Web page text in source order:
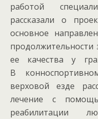
работой
рассказали о
основное
ее качества у
В
верховой езде
лечение с
реабилитации